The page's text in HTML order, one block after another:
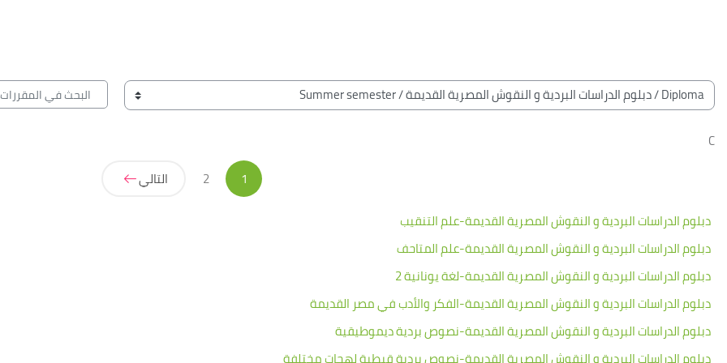
الكتل
تصنيفات المقررات
البحث في المقررات
C
1 (حالي) 2
التالي
دبلوم الدراسات البردية و النقوش المصرية القديمة-علم التنقيب
دبلوم الدراسات البردية و النقوش المصرية القديمة-علم المتاحف
دبلوم الدراسات البردية و النقوش المصرية القديمة-لغة يونانية 2
دبلوم الدراسات البردية و النقوش المصرية القديمة-الفكر والأدب في مصر القديمة
دبلوم الدراسات البردية و النقوش المصرية القديمة-نصوص بردية ديموطيقية